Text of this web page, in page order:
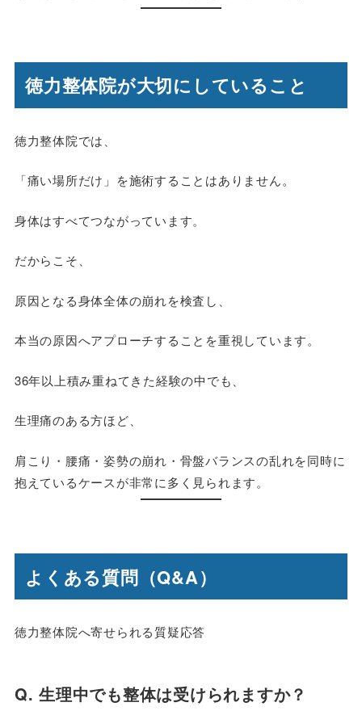
徳力整体院が大切にしていること
徳力整体院では、
「痛い場所だけ」を施術することはありません。
身体はすべてつながっています。
だからこそ、
原因となる身体全体の崩れを検査し、
本当の原因へアプローチすることを重視しています。
36年以上積み重ねてきた経験の中でも、
生理痛のある方ほど、
肩こり・腰痛・姿勢の崩れ・骨盤バランスの乱れを同時に
抱えているケースが非常に多く見られます。
よくある質問（Q&A）
徳力整体院へ寄せられる質疑応答
Q. 生理中でも整体は受けられますか？